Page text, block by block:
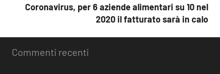
Coronavirus, per 6 aziende alimentari su 10 nel
2020 il fatturato sarà in calo
Commenti recenti